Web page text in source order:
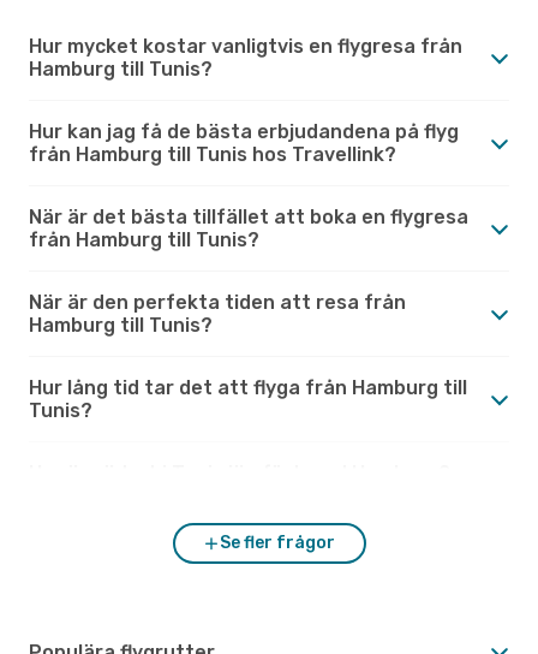
Hur mycket kostar vanligtvis en flygresa från
Hamburg till Tunis?
Hur kan jag få de bästa erbjudandena på flyg
från Hamburg till Tunis hos Travellink?
När är det bästa tillfället att boka en flygresa
från Hamburg till Tunis?
När är den perfekta tiden att resa från
Hamburg till Tunis?
Hur lång tid tar det att flyga från Hamburg till
Tunis?
Se fler frågor